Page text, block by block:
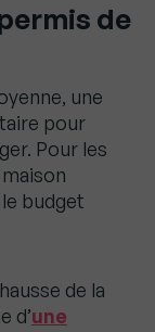
de
une
pour
Pour les
budget
de la
d’une